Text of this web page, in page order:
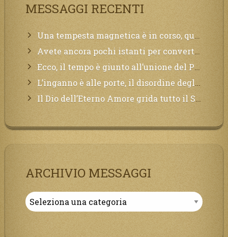
MESSAGGI RECENTI
Una tempesta magnetica è in corso, questa generazione patirà. Il black out non tarderà ad arrivare e tutta la Terra sarà oscurata.
Avete ancora pochi istanti per convertirvi, non perdete tempo, la sciagura arriverà all’improvviso e per chi non si sarà preparato saranno dolori.
Ecco, il tempo è giunto all’unione del Padre con il figlio, non avete che da attendere pochissimo.
L’inganno è alle porte, il disordine degli ordinati urlerà perdono, ma sarà troppo tardi, il tradimento è stato grande!
Il Dio dell’Eterno Amore grida tutto il Suo bene per i Suoi,richiama a Sé i lontani, affinché si pentano e tornino a Lui:
ARCHIVIO MESSAGGI
Archivio
Messaggi